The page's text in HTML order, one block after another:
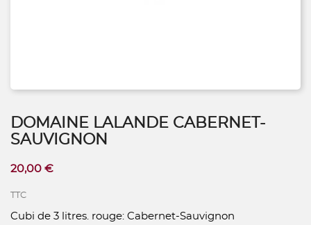
DOMAINE LALANDE CABERNET-
SAUVIGNON
20,00 €
TTC
Cubi de 3 litres. rouge: Cabernet-Sauvignon